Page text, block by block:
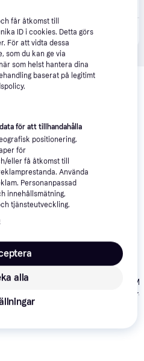
Slamp Mida Vägg-/taklampa 67 Cm Guld - Plafonder Lentiflex® Guld - MIDCL00GLD00000000EU 10 890 kr
6cm
Konstsmide
Double Square
får åtkomst till
ID i cookies. Detta görs
För att vidta dessa
som du kan ge via
som helst hantera dina
baserat på legitimt
för att tillhandahålla
positionering.
för
eller få åtkomst till
Använda
Personanpassad
innehållsmätning,
tjänsteutveckling.
alla